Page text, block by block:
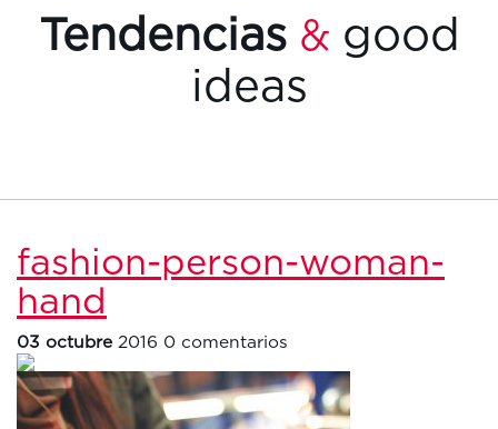
Tendencias &good
ideas
fashion-person-woman-
hand
03 octubre 2016 0 comentarios